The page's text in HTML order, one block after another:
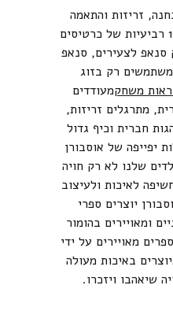
זריזות והתאמה
לכל המשפחה. בחפיסה 13 רביעיות של כרטיסים
סנאפ לצעירים, סנאפ
רק בזוג
משחקמעודדים
מתרגלים זריזות,
חברית וכיף גדול
יפייפה של אוסבורן
שלנו לא רק חויה
לאיכות ולעיצוב
יוצרים ספרי
ומאויירים בהומור
מאויירים על ידי
באיכות מעולה
שיאהבו ויזכרו.